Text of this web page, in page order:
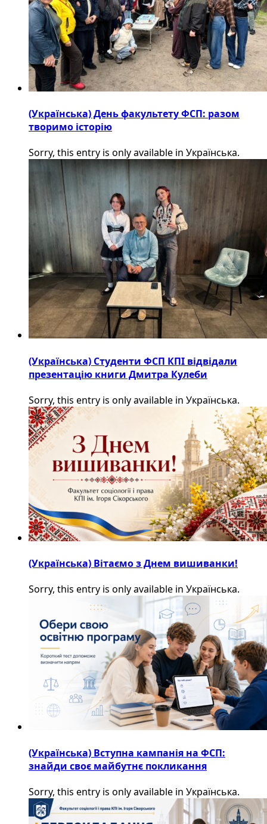
(Українська) День факультету ФСП: разом
творимо історію
Sorry, this entry is only available in Українська.
(Українська) Студенти ФСП КПІ відвідали
презентацію книги Дмитра Кулеби
Sorry, this entry is only available in Українська.
(Українська) Вітаємо з Днем вишиванки!
Sorry, this entry is only available in Українська.
(Українська) Вступна кампанія на ФСП:
знайди своє майбутнє покликання
Sorry, this entry is only available in Українська.